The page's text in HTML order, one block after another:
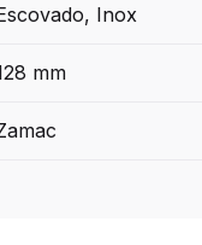
Inox
mm